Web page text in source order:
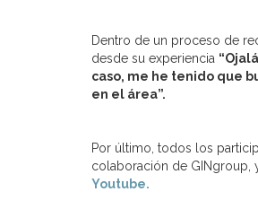
Dentro de un proceso de
desde su experiencia
caso, me he tenido que
en el área”.
Por último, todos los
colaboración de GINgroup,
Youtube.